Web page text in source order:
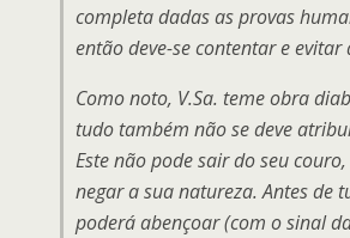
completa dadas as provas
então deve-se contentar e evitar
Como noto, V.Sa. teme obra
tudo também não se deve
Este não pode sair do seu
negar a sua natureza. Antes de
poderá abençoar (com o sinal